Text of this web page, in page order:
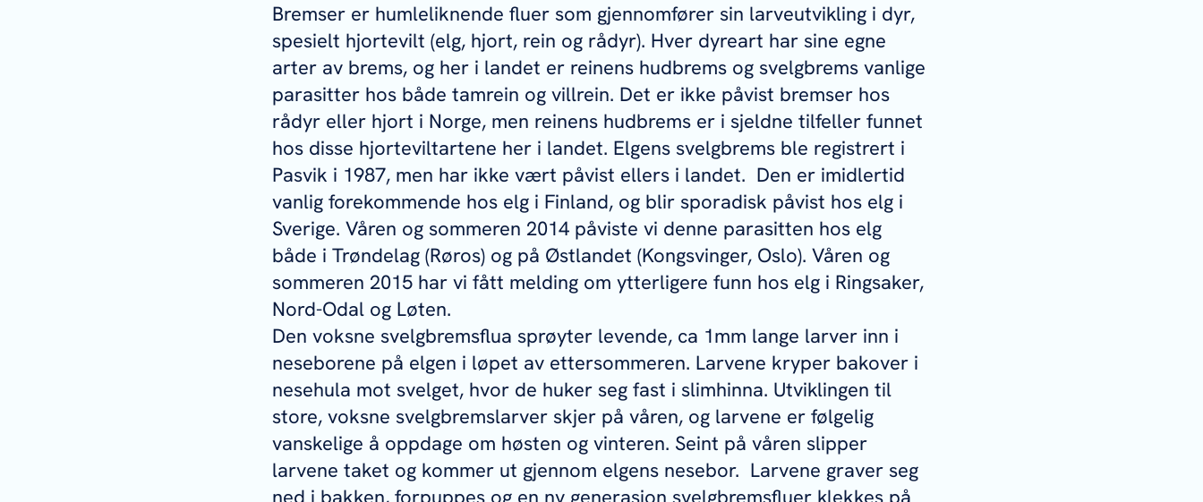
Bremser er humleliknende fluer som gjennomfører sin larveutvikling i dyr,
spesielt hjortevilt (elg, hjort, rein og rådyr). Hver dyreart har sine egne
arter av brems, og her i landet er reinens hudbrems og svelgbrems vanlige
parasitter hos både tamrein og villrein. Det er ikke påvist bremser hos
rådyr eller hjort i Norge, men reinens hudbrems er i sjeldne tilfeller funnet
hos disse hjorteviltartene her i landet. Elgens svelgbrems ble registrert i
Pasvik i 1987, men har ikke vært påvist ellers i landet. Den er imidlertid
vanlig forekommende hos elg i Finland, og blir sporadisk påvist hos elg i
Sverige. Våren og sommeren 2014 påviste vi denne parasitten hos elg
både i Trøndelag (Røros) og på Østlandet (Kongsvinger, Oslo). Våren og
sommeren 2015 har vi fått melding om ytterligere funn hos elg i Ringsaker,
Nord-Odal og Løten.
Den voksne svelgbremsflua sprøyter levende, ca 1mm lange larver inn i
neseborene på elgen i løpet av ettersommeren. Larvene kryper bakover i
nesehula mot svelget, hvor de huker seg fast i slimhinna. Utviklingen til
store, voksne svelgbremslarver skjer på våren, og larvene er følgelig
vanskelige å oppdage om høsten og vinteren. Seint på våren slipper
larvene taket og kommer ut gjennom elgens nesebor. Larvene graver seg